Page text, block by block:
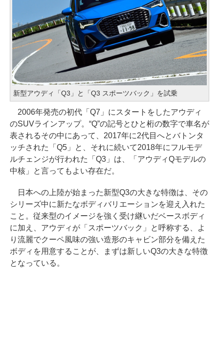
新型アウディ「Q3」と「Q3 スポーツバック」を試乗
2006年発売の初代「Q7」にスタートをしたアウディ
のSUVラインアップ。“Q”の記号とひと桁の数字で車名が
表されるその中にあって、2017年に2代目へとバトンタ
ッチされた「Q5」と、それに続いて2018年にフルモデ
ルチェンジが行われた「Q3」は、「アウディQモデルの
中核」と言ってもよい存在だ。
日本への上陸が始まった新型Q3の大きな特徴は、その
シリーズ中に新たなボディバリエーションを迎え入れた
こと。従来型のイメージを強く受け継いだベースボディ
に加え、アウディが「スポーツバック」と呼称する、よ
り流麗でクーペ風味の強い造形のキャビン部分を備えた
ボディを用意することが、まずは新しいQ3の大きな特徴
となっている。